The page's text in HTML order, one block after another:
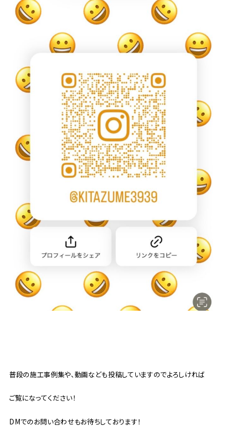
普段の施工事例集や、動画なども投稿していますのでよろしければ
ご覧になってください！
DMでのお問い合わせもお待ちしております！